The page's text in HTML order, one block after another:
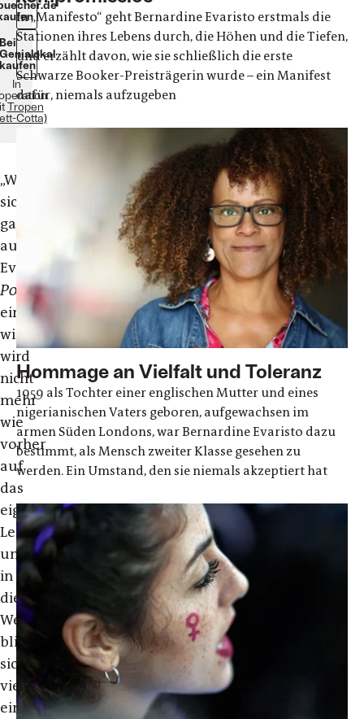
In
Tropen
Cotta)
„Wer
sich
ganz
auf
Evaristos
Positivitätspropaganda
einlassen
will,
wird
nicht
mehr
wie
vorher
auf
das
eigene
Leben
und
in
die
Welt
blicken,
sich
vielleicht
eine
In „Manifesto“ geht Bernardine Evaristo erstmals die
Stationen ihres Lebens durch, die Höhen und die Tiefen,
und erzählt davon, wie sie schließlich die erste
Schwarze Booker-Preisträgerin wurde – ein Manifest
dafür, niemals aufzugeben
Hommage an Vielfalt und Toleranz
1959 als Tochter einer englischen Mutter und eines
nigerianischen Vaters geboren, aufgewachsen im
armen Süden Londons, war Bernardine Evaristo dazu
bestimmt, als Mensch zweiter Klasse gesehen zu
werden. Ein Umstand, den sie niemals akzeptiert hat